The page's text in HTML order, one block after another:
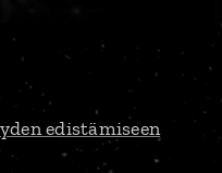
edistämiseen